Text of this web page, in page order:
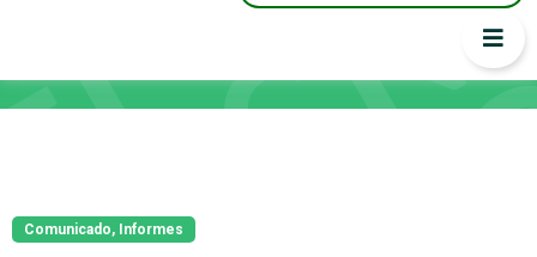
Comunicado, Informes